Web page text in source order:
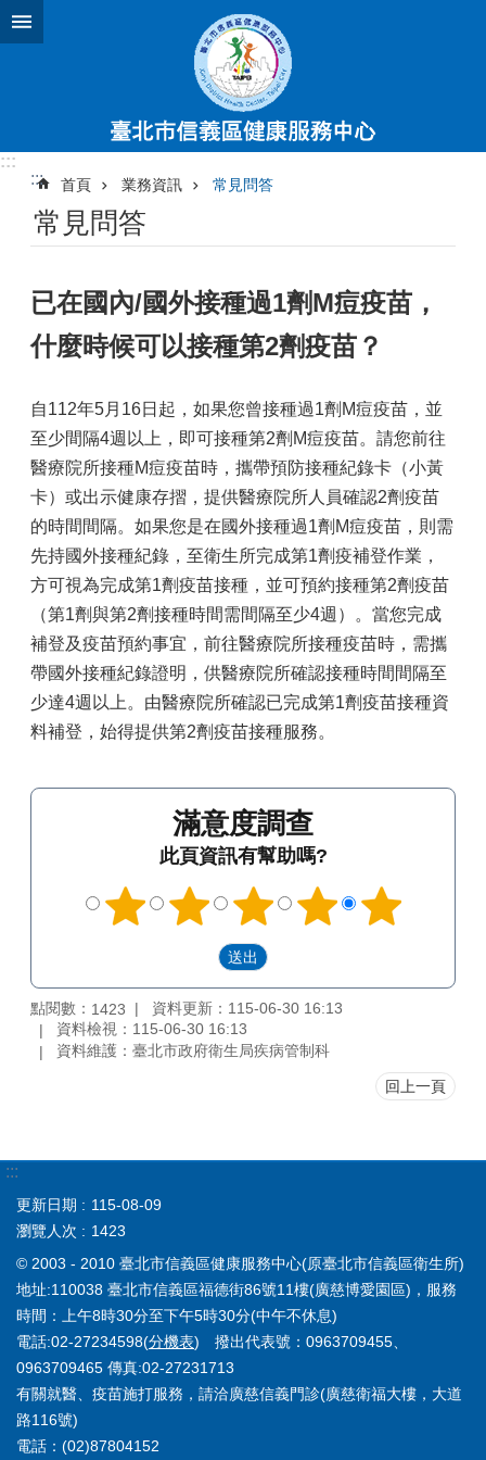
跳到主要內容區塊
:::
:::
首頁 業務資訊 常見問答
常見問答
已在國內/國外接種過1劑M痘疫苗，
什麼時候可以接種第2劑疫苗？
自112年5月16日起，如果您曾接種過1劑M痘疫苗，並
至少間隔4週以上，即可接種第2劑M痘疫苗。請您前往
醫療院所接種M痘疫苗時，攜帶預防接種紀錄卡（小黃
卡）或出示健康存摺，提供醫療院所人員確認2劑疫苗
的時間間隔。如果您是在國外接種過1劑M痘疫苗，則需
先持國外接種紀錄，至衛生所完成第1劑疫補登作業，
方可視為完成第1劑疫苗接種，並可預約接種第2劑疫苗
（第1劑與第2劑接種時間需間隔至少4週）。當您完成
補登及疫苗預約事宜，前往醫療院所接種疫苗時，需攜
帶國外接種紀錄證明，供醫療院所確認接種時間間隔至
少達4週以上。由醫療院所確認已完成第1劑疫苗接種資
料補登，始得提供第2劑疫苗接種服務。
滿意度調查
此頁資訊有幫助嗎?
點閱數： 1423
資料更新：115-06-30 16:13
資料檢視：115-06-30 16:13
資料維護：臺北市政府衛生局疾病管制科
回上一頁
:::
更新日期
115-08-09
瀏覽人次
1423
© 2003 - 2010 臺北市信義區健康服務中心(原臺北市信義區衛生所)
地址:110038 臺北市信義區福德街86號11樓(廣慈博愛園區)，服務
時間：上午8時30分至下午5時30分(中午不休息)
電話:02-27234598(分機表) 撥出代表號：0963709455、
0963709465 傳真:02-27231713
有關就醫、疫苗施打服務，請洽廣慈信義門診(廣慈衛福大樓，大道
路116號)
電話：(02)87804152